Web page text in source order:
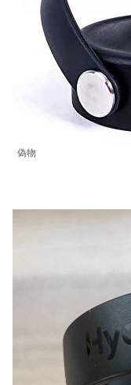
偽物